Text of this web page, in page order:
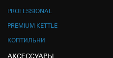
PROFESSIONAL
PREMIUM KETTLE
КОПТИЛЬНИ